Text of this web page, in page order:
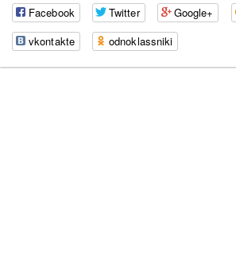
Facebook Twitter Google+
vkontakte
odnoklassniki